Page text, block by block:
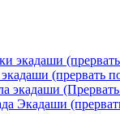
экадаши
(прервать
(Прервать
Экадаши